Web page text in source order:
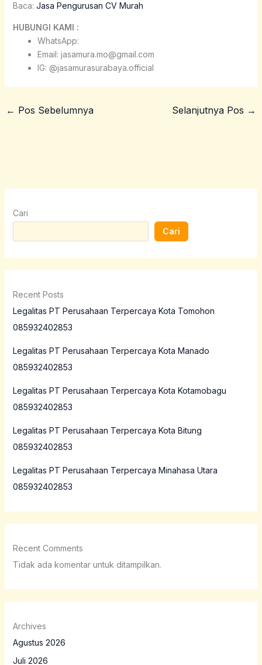
Baca: Jasa Pengurusan CV Murah
HUBUNGI KAMI :
WhatsApp:
Email: jasamura.mo@gmail.com
IG: @jasamurasurabaya.official
← Pos Sebelumnya Selanjutnya Pos →
Cari
Cari
Recent Posts
Legalitas PT Perusahaan Terpercaya Kota Tomohon
085932402853
Legalitas PT Perusahaan Terpercaya Kota Manado
085932402853
Legalitas PT Perusahaan Terpercaya Kota Kotamobagu
085932402853
Legalitas PT Perusahaan Terpercaya Kota Bitung
085932402853
Legalitas PT Perusahaan Terpercaya Minahasa Utara
085932402853
Recent Comments
Tidak ada komentar untuk ditampilkan.
Archives
Agustus 2026
Juli 2026